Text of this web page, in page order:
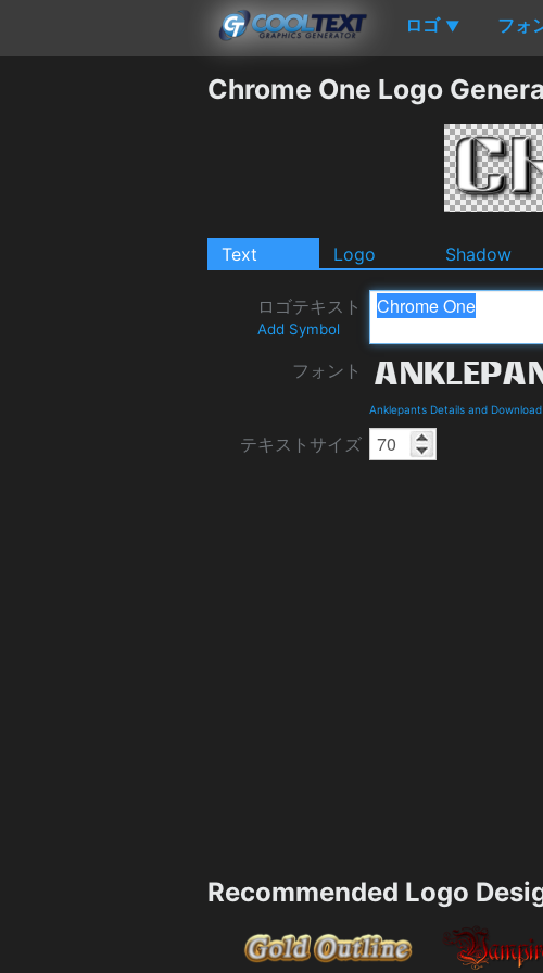
ロゴ ▼ フォ
Chrome One Logo
Text Logo Shadow
ロゴテキスト
Add Symbol
フォント
Anklepants Details and Download
テキストサイズ
Recommended Logo